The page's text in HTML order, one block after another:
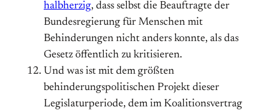
halbherzig, dass selbst die Beauftragte der
Bundesregierung für Menschen mit
Behinderungen nicht anders konnte, als das
Gesetz öffentlich zu kritisieren.
Und was ist mit dem größten
behinderungspolitischen Projekt dieser
Legislaturperiode, dem im Koalitionsvertrag